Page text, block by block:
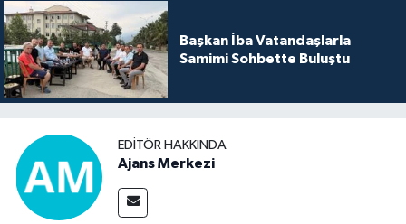
Başkan İba Vatandaşlarla
Samimi Sohbette Buluştu
EDITÖR HAKKINDA
Ajans Merkezi